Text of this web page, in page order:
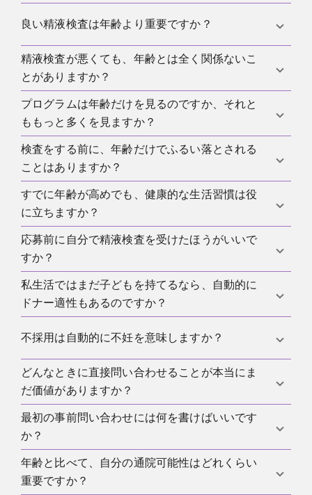
枠を大きく超えた新規応募者を受け入れる理由をあ
まり見いださないということです。
理し、結果を記録し、説明可能な選考基準で運用し
まだ妊孕性があるかだけではありません。
はい。平均的には、いくつかの精液パラメータは年
す。これは年齢が高い応募者の全員に自動的に悪い
結果が出るという意味ではありませんが、プログラ
ムが慎重になる理由にはなります。
良い精液検査は年齢より重要ですか？
良い精液検査は非常に重要ですが、年齢という要素
を置き換えるものではありません。プログラムは常
に、検査値、健康プロフィール、病歴、そして自分
たちの内部年齢戦略をまとめて評価します。
精液検査が悪くても、年齢とは全く関係ないこ
とがありますか？
もちろんあります。年齢は数ある要因のひとつにす
ぎません。生活習慣、病気、薬、熱、喫煙、その他
の個別要因も関係し得ます。プログラムにとって重
要なのは、最終結果が基準に合うかどうかです。
プログラムは年齢だけを見るのですか、それと
ももっと多くを見ますか？
もっと多くを見ます。健康アンケート、家族歴、感
染症スクリーニング、精液検査、追加検査は一般的
です。それに加えて、継続的に通えるかどうかも重
要です。だからドナー応募は単なる年齢テストでは
ありません。精子提供における健康情報も参考にな
ります。
検査をする前に、年齢だけでふるい落とされる
ことはありますか？
あります。最初の接触時点で年齢でふるい分けるプ
ログラムもあれば、境界事例を短く見るところもあ
ります。典型的な上限付近や少し上にいるなら、短
い事前問い合わせは最も合理的な第一歩になりやす
いです。
すでに年齢が高めでも、健康的な生活習慣は役
に立ちますか？
役に立ちますが、年齢要因を消すわけではありませ
ん。禁煙、適正体重、良い睡眠、安定した生活リズ
ムはプロフィールを強める可能性があります。それ
でも高年齢は選考で考慮される要素のままです。
応募前に自分で精液検査を受けたほうがいいで
すか？
事前により現実的な見通しを持ちたいなら、それは
役立つことがあります。プログラム側の検査の代わ
けにはなります。結果の見方については、
精液検査
の記事も参考になります。
私生活ではまだ子どもを持てるなら、自動的に
ドナー適性もあるのですか？
いいえ。私生活での生殖能力と、ドナープログラム
ムが評価するのは、使えるラボ品質、リスク、記録
要件、そして予測可能な参加です。
不採用は自動的に不妊を意味しますか？
いいえ。不採用は多くの場合、そのプログラムの年
齢枠や全体プロフィールにもう合わないというだけ
です。そこからあなたの生殖能力全体について一般
化した結論が出るわけではありません。
どんなときに直接問い合わせることが本当にま
だ価値がありますか？
とくに、境界的な年齢帯にいて、そのプログラムが
まだ自分の年齢に開かれているかを知りたい場合で
す。短く落ち着いた問い合わせは、古い掲示板を
延々読むより、たいてい時間の節約になります。
最初の事前問い合わせには何を書けばいいです
か？
年齢、全体的な健康状態、繰り返しの通院が可能か
どうか、そして自分のケースで応募する意味がまだ
年齢と比べて、自分の通院可能性はどれくらい
重要ですか？